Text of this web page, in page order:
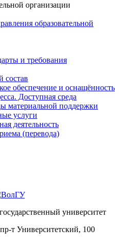
организации
образовательной
и требования
состав
обеспечение и оснащённость
Доступная среда
материальной поддержки
услуги
деятельность
(перевода)
университет
т Университетский, 100